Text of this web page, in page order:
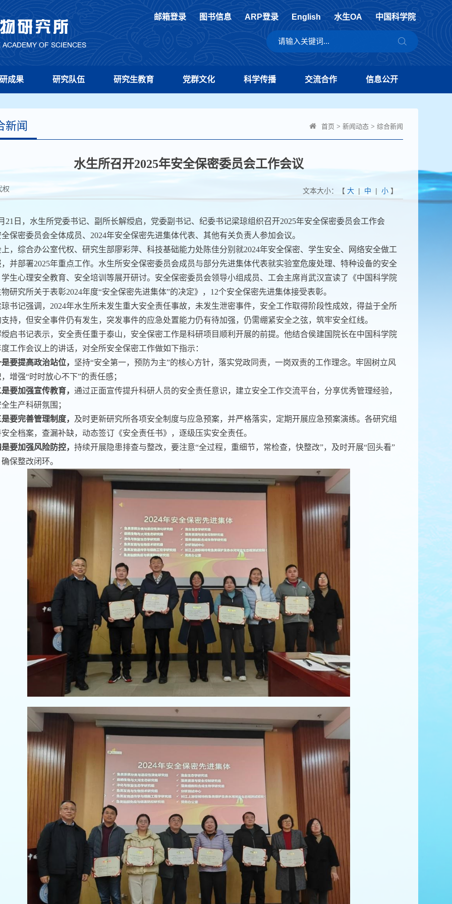
邮箱登录 图书信息 ARP登录 English 水生OA 中国科学院
成果 研究队伍 研究生教育 党群文化 科学传播 交流合作 信息公开
新闻 首页 > 新闻动态 > 综合新闻
水生所召开2025年安全保密委员会工作会议
权 文本大小：【 大| 中 | 小】
21日，水生所党委书记、副所长解绶启，党委副书记、纪委书记梁琼组织召开2025年安全保密委员会工作会
保密委员会全体成员、2024年安全保密先进集体代表、其他有关负责人参加会议。
上，综合办公室代权、研究生部廖彩萍、科技基础能力处陈佳分别就2024年安全保密、学生安全、网络安全做工
并部署2025年重点工作。水生所安全保密委员会成员与部分先进集体代表就实验室危废处理、特种设备的安全
生心理安全教育、安全培训等展开研讨。安全保密委员会领导小组成员、工会主席肖武汉宣读了《中国科学院
研究所关于表彰2024年度“安全保密先进集体”的决定》，12个安全保密先进集体接受表彰。
琼书记强调，2024年水生所未发生重大安全责任事故，未发生泄密事件，安全工作取得阶段性成效，得益于全所
持，但安全事件仍有发生，突发事件的应急处置能力仍有待加强，仍需绷紧安全之弦，筑牢安全红线。
绶启书记表示，安全责任重于泰山，安全保密工作是科研项目顺利开展的前提。他结合侯建国院长在中国科学院
度工作会议上的讲话，对全所安全保密工作做如下指示：
要提高政治站位， 坚持“安全第一，预防为主”的核心方针，落实党政同责，一岗双责的工作理念。牢固树立风
增强“时时放心不下”的责任感；
要加强宣传教育， 通过正面宣传提升科研人员的安全责任意识，建立安全工作交流平台，分享优秀管理经验，
生产科研氛围；
要完善管理制度，
及时更新研究所各项安全制度与应急预案，并严格落实，定期开展应急预案演练。各研究组
全档案，查漏补缺， 动态签订《安全责任书》，逐级压实安全责任。
要加强风险防控， 持续开展隐患排查与整改，要注意“全过程，重细节，常检查，快整改”，及时开展“回头看”
保整改闭环。